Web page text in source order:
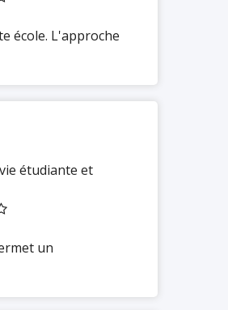
école. L'approche
étudiante et
un